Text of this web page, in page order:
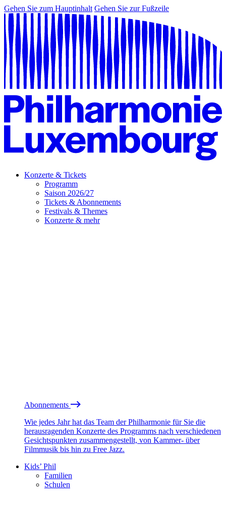
Gehen Sie zum Hauptinhalt Gehen Sie zur Fußzeile
Konzerte & Tickets
Programm
Saison 2026/27
Tickets & Abonnements
Festivals & Themes
Konzerte & mehr
Abonnements
Wie jedes Jahr hat das Team der Philharmonie für Sie die
herausragenden Konzerte des Programms nach verschiedenen
Gesichtspunkten zusammengestellt, von Kammer- über
Filmmusik bis hin zu Free Jazz.
Kids’ Phil
Familien
Schulen